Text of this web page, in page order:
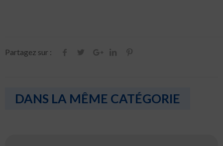
Partagez sur :
DANS LA MÊME CATÉGORIE